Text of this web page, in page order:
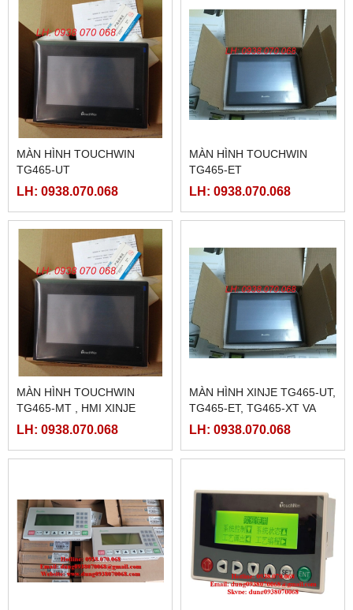
MÀN HÌNH TOUCHWIN
TG465-UT
LH: 0938.070.068
MÀN HÌNH TOUCHWIN
TG465-ET
LH: 0938.070.068
MÀN HÌNH TOUCHWIN
TG465-MT , HMI XINJE
TG465-MT
LH: 0938.070.068
MÀN HÌNH XINJE TG465-UT,
TG465-ET, TG465-XT VA
TG465-MT LOẠI 4.3INCH
LH: 0938.070.068